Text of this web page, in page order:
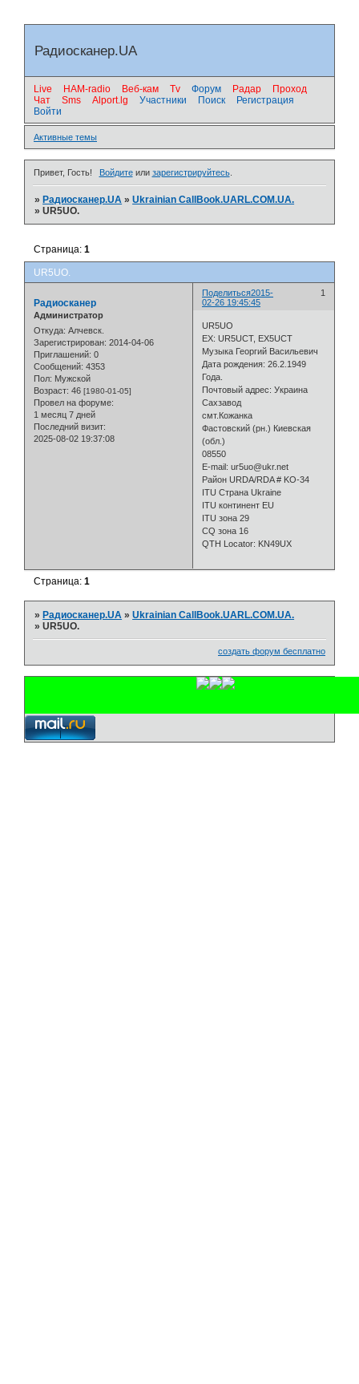
Радиосканер.UA
Live HAM-radio Веб-кам Tv Форум Радар
Проход
Чат
Sms Alport.lg Участники Поиск
Регистрация
Войти
Активные темы
Привет, Гость! Войдитеили зарегистрируйтесь.
»Радиосканер.UA »Ukrainian CallBook.UARL.COM.UA.
»UR5UO.
UR5UO.
Страница:1
Поделиться 1
2015-
02-26 19:45:45
Радиосканер
Администратор
Откуда: Алчевск.
Зарегистрирован: 2014-04-06
Приглашений: 0
Сообщений: 4353
Пол: Мужской
Возраст: 46 [1980-01-05]
Провел на форуме:
1 месяц 7 дней
Последний визит:
2025-08-02 19:37:08
UR5UO
EX: UR5UCT, EX5UCT
Музыка Георгий Васильевич
Дата рождения: 26.2.1949
Года.
Почтовый адрес: Украина
Сахзавод
смт.Кожанка
Фастовский (рн.) Киевская
(обл.)
08550
E-mail: ur5uo@ukr.net
Район URDA/RDA # KO-34
ITU Страна Ukraine
ITU континент EU
ITU зона 29
CQ зона 16
QTH Locator: KN49UX
Страница:1
»Радиосканер.UA »Ukrainian CallBook.UARL.COM.UA.
»UR5UO.
создать форум бесплатно